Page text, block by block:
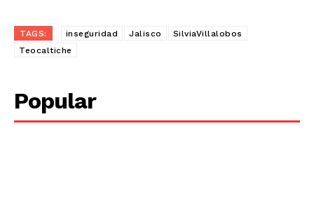
TAGS: inseguridad Jalisco
SilviaVillalobos
Teocaltiche
Popular